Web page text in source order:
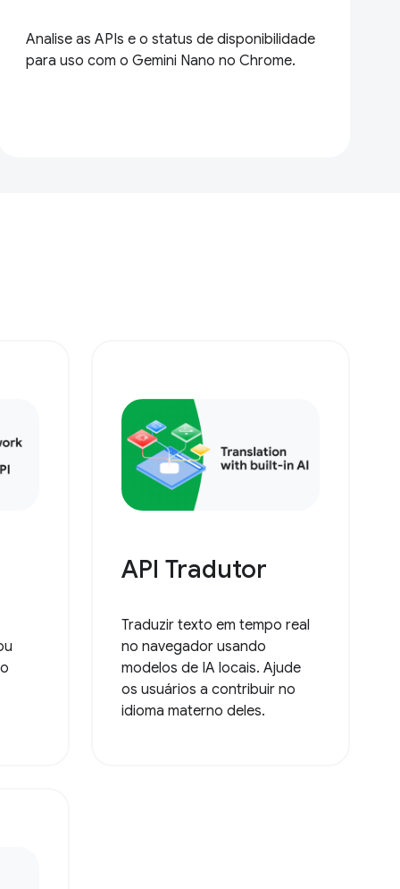
Analise as APIs e o status de disponibilidade
para uso com o Gemini Nano no Chrome.
API Tradutor
Traduzir texto em tempo real
no navegador usando
modelos de IA locais. Ajude
os usuários a contribuir no
idioma materno deles.